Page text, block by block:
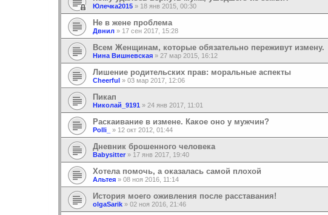
Юлечка2015 » 18 янв 2015, 00:30
Не в жене проблема
Двнил » 17 сен 2017, 15:28
Всем Женщинам, которые обязательно переживут измену.
Нина Вишневская » 27 мар 2015, 16:12
Лишение родительских прав: моральные аспекты
Cheerful » 03 мар 2017, 12:06
Пикап
Николай_9191 » 24 янв 2017, 11:01
Раскаивание в измене. Какое оно у мужчин?
Polli_ » 12 окт 2012, 01:44
Дневник брошенного человека
Babysitter » 17 янв 2017, 19:40
Хотела помочь, а оказалась самой плохой
Альтея » 08 ноя 2016, 11:14
История моего оживления после расставания!
olgaSarik » 02 ноя 2016, 21:46